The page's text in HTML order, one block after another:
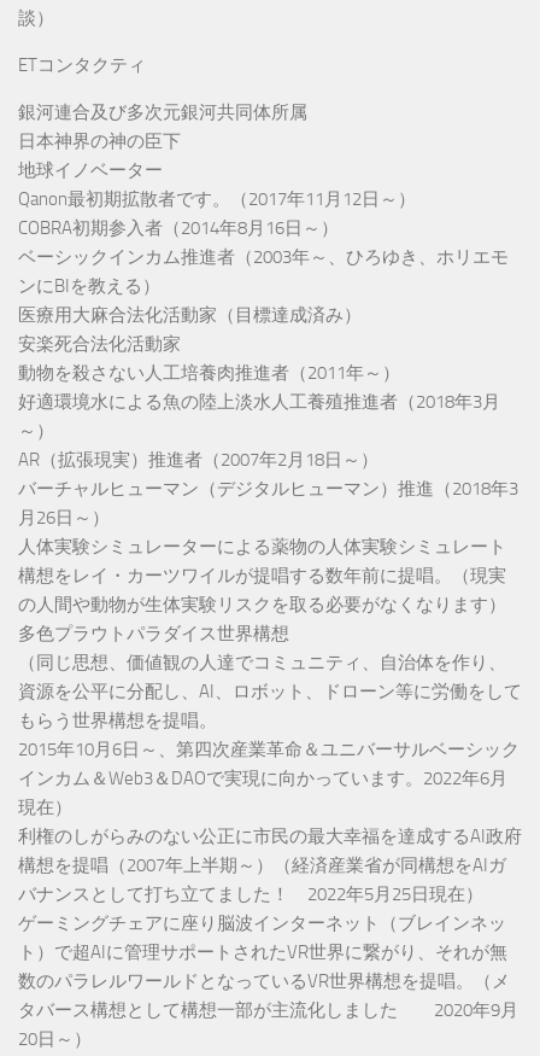
談）
ETコンタクティ
銀河連合及び多次元銀河共同体所属
日本神界の神の臣下
地球イノベーター
Qanon最初期拡散者です。（2017年11月12日～）
COBRA初期参入者（2014年8月16日～）
ベーシックインカム推進者（2003年～、ひろゆき、ホリエモ
ンにBIを教える）
医療用大麻合法化活動家（目標達成済み）
安楽死合法化活動家
動物を殺さない人工培養肉推進者（2011年～）
好適環境水による魚の陸上淡水人工養殖推進者（2018年3月
～）
AR（拡張現実）推進者（2007年2月18日～）
バーチャルヒューマン（デジタルヒューマン）推進（2018年3
月26日～）
人体実験シミュレーターによる薬物の人体実験シミュレート
構想をレイ・カーツワイルが提唱する数年前に提唱。（現実
の人間や動物が生体実験リスクを取る必要がなくなります）
多色プラウトパラダイス世界構想
（同じ思想、価値観の人達でコミュニティ、自治体を作り、
資源を公平に分配し、AI、ロボット、ドローン等に労働をして
もらう世界構想を提唱。
2015年10月6日～、第四次産業革命＆ユニバーサルベーシック
インカム＆Web3＆DAOで実現に向かっています。2022年6月
現在）
利権のしがらみのない公正に市民の最大幸福を達成するAI政府
構想を提唱（2007年上半期～）（経済産業省が同構想をAIガ
バナンスとして打ち立てました！ 2022年5月25日現在）
ゲーミングチェアに座り脳波インターネット（ブレインネッ
ト）で超AIに管理サポートされたVR世界に繋がり、それが無
数のパラレルワールドとなっているVR世界構想を提唱。（メ
タバース構想として構想一部が主流化しました 2020年9月
20日～）